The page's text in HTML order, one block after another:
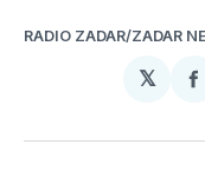
RADIO ZADAR/ZADAR
𝕏